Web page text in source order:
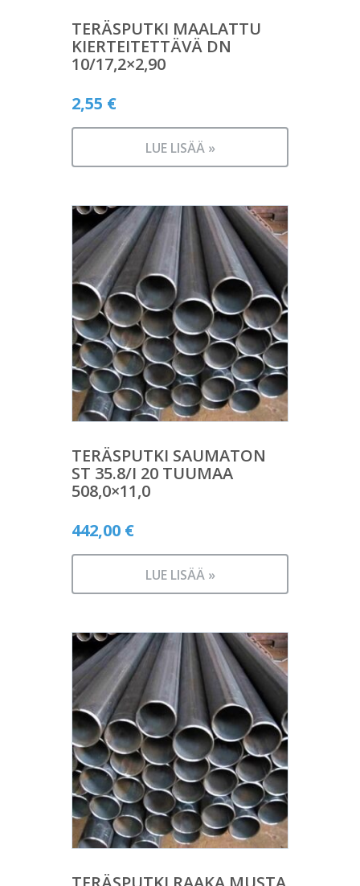
TERÄSPUTKI MAALATTU
KIERTEITETTÄVÄ DN
10/17,2×2,90
2,55 €
LUE LISÄÄ »
TERÄSPUTKI SAUMATON
ST 35.8/I 20 TUUMAA
508,0×11,0
442,00 €
LUE LISÄÄ »